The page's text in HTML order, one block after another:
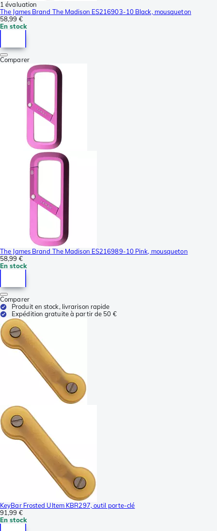
1 évaluation
The James Brand The Madison ES216903-10 Black, mousqueton
58,99 €
En stock
Comparer
The James Brand The Madison ES216989-10 Pink, mousqueton
58,99 €
En stock
Comparer
Produit en stock, livrarison rapide
Expédition gratuite à partir de 50 €
KeyBar Frosted Ultem KBR297, outil porte-clé
91,99 €
En stock